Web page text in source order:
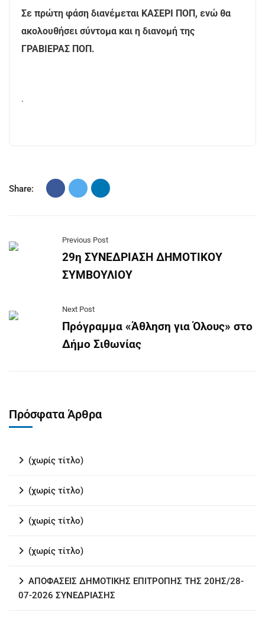
Σε πρώτη φάση διανέμεται ΚΑΣΕΡΙ ΠΟΠ, ενώ θα
ακολουθήσει σύντομα και η διανομή της
ΓΡΑΒΙΕΡΑΣ ΠΟΠ.
.
Share:
Previous Post
29η ΣΥΝΕΔΡΙΑΣΗ ΔΗΜΟΤΙΚΟΥ
ΣΥΜΒΟΥΛΙΟΥ
Next Post
Πρόγραμμα «Άθληση για Όλους» στο
Δήμο Σιθωνίας
Πρόσφατα Άρθρα
(χωρίς τίτλο)
(χωρίς τίτλο)
(χωρίς τίτλο)
(χωρίς τίτλο)
ΑΠΟΦΑΣΕΙΣ ΔΗΜΟΤΙΚΗΣ ΕΠΙΤΡΟΠΗΣ ΤΗΣ 20ΗΣ/28-
07-2026 ΣΥΝΕΔΡΙΑΣΗΣ